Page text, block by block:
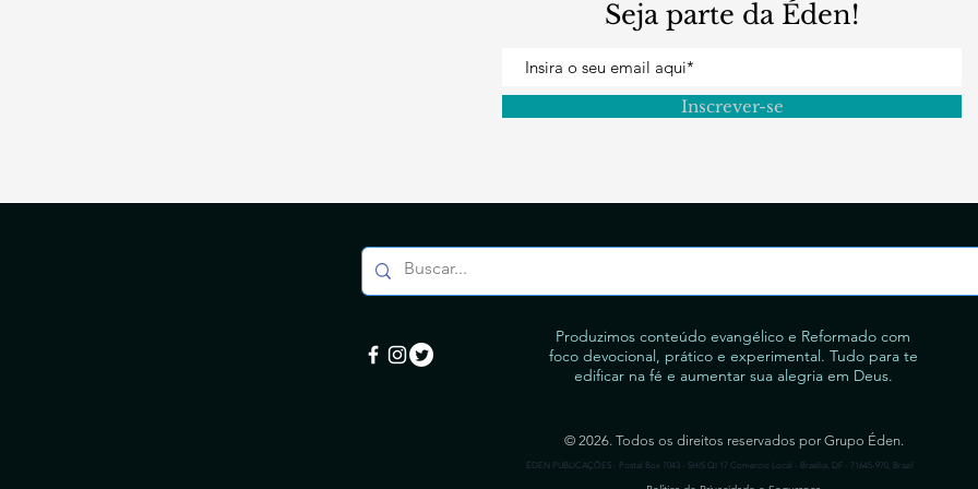
Seja parte da Éden!
Inscrever-se
Produzimos conteúdo evangélico e Reformado com
foco devocional, prático e experimental. Tudo para te
edificar na fé e aumentar sua alegria em Deus.
© 2026. Todos os direitos reservados por Grupo Éden.
ÉDEN PUBLICAÇÕES - Postal Box 7043 - SHIS QI 17 Comercio Local - Brasília, DF - 71645-970, Brazil